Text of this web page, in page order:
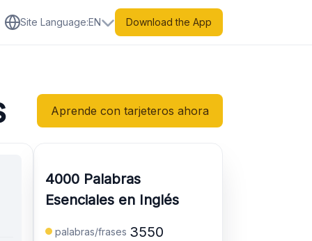
Site Language:EN Download the App
Aprende con tarjeteros ahora
4000 Palabras
Esenciales en Inglés
palabras/frases 3550